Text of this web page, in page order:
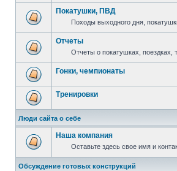
Покатушки, ПВД
Походы выходного дня,
Отчеты
Отчеты о покатушках, поездках,
Гонки, чемпионаты
Тренировки
Люди сайта о себе
Наша компания
Оставьте здесь свое имя и
Обсуждение готовых конструкций